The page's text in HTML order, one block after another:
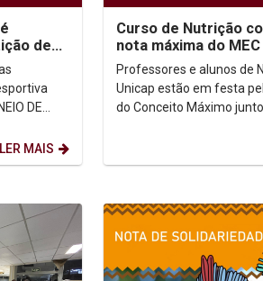
de
DE
evento contou...
LER MAIS
Curso de Nutrição
nota máxima do MEC
Professores e alunos de
Unicap estão em festa
do Conceito Máximo junto